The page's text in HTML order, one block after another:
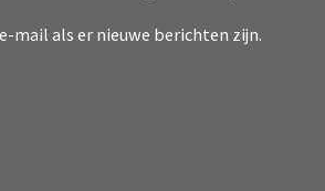
mail als er nieuwe berichten zijn.